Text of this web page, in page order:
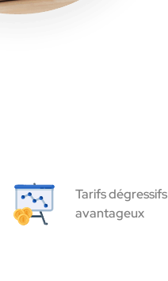
Tarifs dégressifs
avantageux